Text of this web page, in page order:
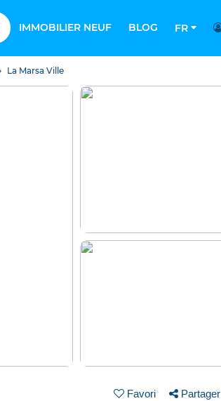
IMMOBILIER NEUF BLOG FR
La Marsa Ville
Favori Partager